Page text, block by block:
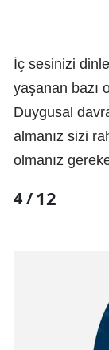
İç sesinizi
yaşanan bazı
Duygusal
almanız sizi
olmanız
4 /12